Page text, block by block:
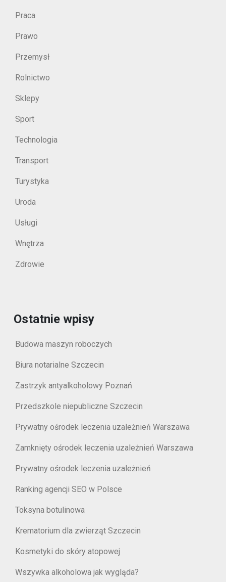
Praca
Prawo
Przemysł
Rolnictwo
Sklepy
Sport
Technologia
Transport
Turystyka
Uroda
Usługi
Wnętrza
Zdrowie
Ostatnie wpisy
Budowa maszyn roboczych
Biura notarialne Szczecin
Zastrzyk antyalkoholowy Poznań
Przedszkole niepubliczne Szczecin
Prywatny ośrodek leczenia uzależnień Warszawa
Zamknięty ośrodek leczenia uzależnień Warszawa
Prywatny ośrodek leczenia uzależnień
Ranking agencji SEO w Polsce
Toksyna botulinowa
Krematorium dla zwierząt Szczecin
Kosmetyki do skóry atopowej
Wszywka alkoholowa jak wygląda?